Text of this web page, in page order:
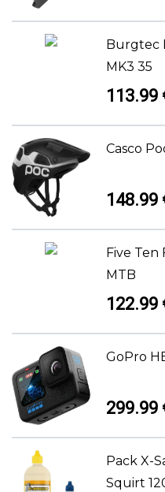
Burgtec
MK3 35
113.99
Casco
148.99
Five
MTB
122.99
GoPro
299.99
Pack X-
Squirt